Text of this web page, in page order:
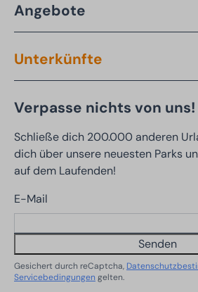
Angebote
Unterkünfte
Verpasse nichts von uns!
Schließe dich 200.000 anderen
dich über unsere neuesten Parks
auf dem Laufenden!
E-Mail
Senden
Gesichert durch reCaptcha,
Servicebedingungen gelten.